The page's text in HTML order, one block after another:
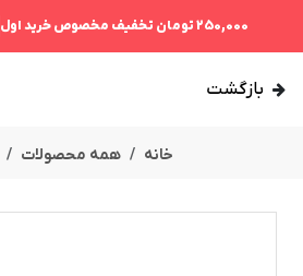
250,000 تومان تخفیف مخصوص خرید اول
بازگشت
خانه همه محصولات